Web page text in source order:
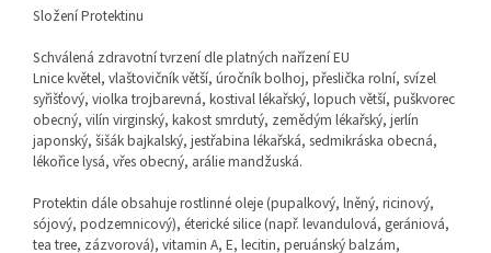
Složení Protektinu
Schválená zdravotní tvrzení dle platných nařízení EU
Lnice květel, vlaštovičník větší, úročník bolhoj, přeslička rolní, svízel
syřišťový, violka trojbarevná, kostival lékařský, lopuch větší, puškvorec
obecný, vilín virginský, kakost smrdutý, zemědým lékařský, jerlín
japonský, šišák bajkalský, jestřabina lékařská, sedmikráska obecná,
lékořice lysá, vřes obecný, arálie mandžuská.
Protektin dále obsahuje rostlinné oleje (pupalkový, lněný, ricinový,
sójový, podzemnicový), éterické silice (např. levandulová, gerániová,
tea tree, zázvorová), vitamin A, E, lecitin, peruánský balzám,